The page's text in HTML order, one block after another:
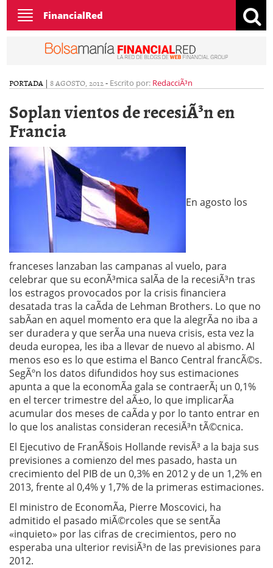
Toggle
navigation
FinancialRed
PORTADA | 8 AGOSTO, 2012- Escrito por: RedacciÃ³n
Soplan vientos de recesiÃ³n en
Francia
En agosto los
franceses lanzaban las campanas al vuelo, para
celebrar que su econÃ³mica salÃ­a de la recesiÃ³n tras
los estragos provocados por la crisis financiera
desatada tras la caÃ­da de Lehman Brothers. Lo que no
sabÃ­an en aquel momento era que la alegrÃ­a no iba a
ser duradera y que serÃ­a una nueva crisis, esta vez la
deuda europea, les iba a llevar de nuevo al abismo. Al
menos eso es lo que estima el Banco Central francÃ©s.
SegÃºn los datos difundidos hoy sus estimaciones
apunta a que la economÃ­a gala se contraerÃ¡ un 0,1%
en el tercer trimestre del aÃ±o, lo que implicarÃ­a
acumular dos meses de caÃ­da y por lo tanto entrar en
lo que los analistas consideran recesiÃ³n tÃ©cnica.
El Ejecutivo de FranÃ§ois Hollande revisÃ³ a la baja sus
previsiones a comienzo del mes pasado, hasta un
crecimiento del PIB de un 0,3% en 2012 y de un 1,2% en
2013, frente al 0,4% y 1,7% de la primeras estimaciones.
El ministro de EconomÃ­a, Pierre Moscovici, ha
admitido el pasado miÃ©rcoles que se sentÃ­a
«inquieto» por las cifras de crecimientos, pero no
esperaba una ulterior revisiÃ³n de las previsiones para
2012.